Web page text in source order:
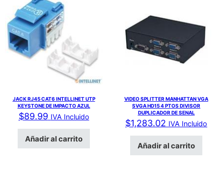
JACK RJ45 CAT6 INTELLINET UTP
KEYSTONE DE IMPACTO AZUL
$89.99 IVA Incluido
Añadir al carrito
VIDEO SPLITTER MANHATTAN VGA
SVGA HD15 4 PTOS DIVISOR
DUPLICADOR DE SENAL
$1,283.02 IVA Incluido
Añadir al carrito